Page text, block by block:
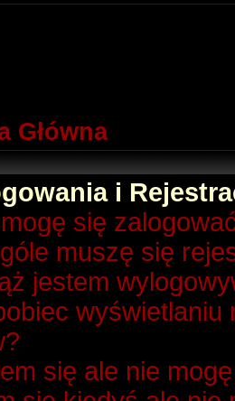
Główna
i
się
muszę się
jestem
się ale nie